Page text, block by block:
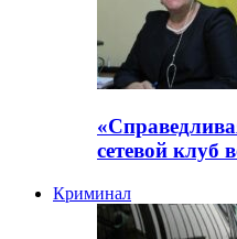
сетевой клуб
Криминал